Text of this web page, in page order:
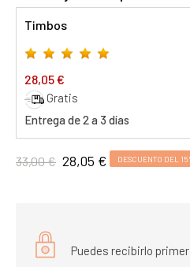
Timbos
28,05 €
Gratis
Entrega de 2 a 3 días
33,00 € 28,05 € DESCUENTO DEL
Puedes recibirlo